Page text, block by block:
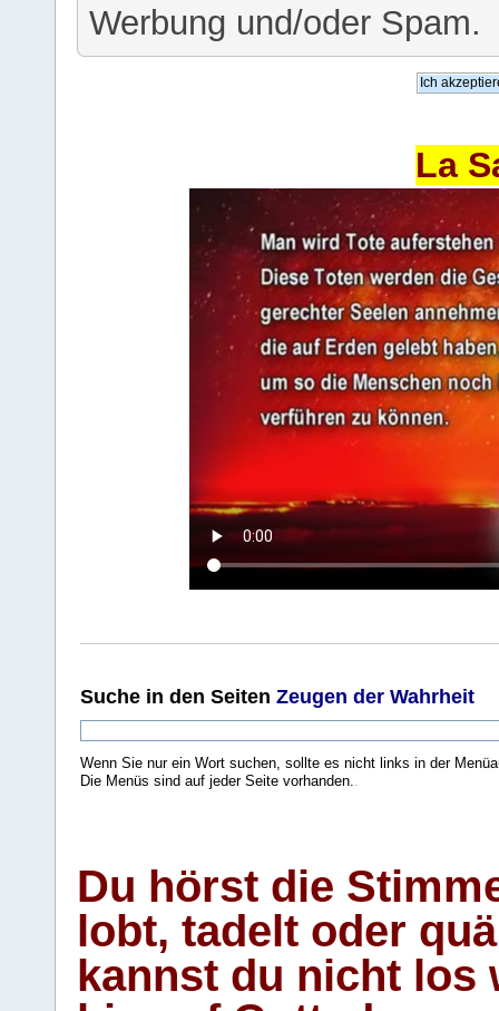
Werbung und/oder Spam.
La
Suche in den Seiten Zeugen der Wahrheit
Wenn Sie nur ein Wort suchen, sollte es nicht links in der
Die Menüs sind auf jeder Seite vorhanden..
Du hörst die
lobt, tadelt oder
kannst du nicht los